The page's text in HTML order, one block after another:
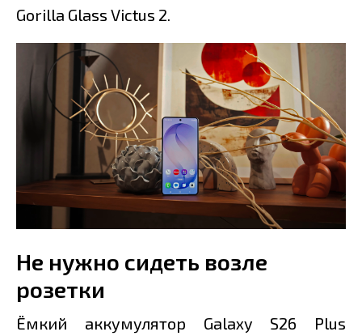
Gorilla Glass Victus 2.
Не нужно сидеть возле
розетки
Ёмкий аккумулятор Galaxy S26 Plus